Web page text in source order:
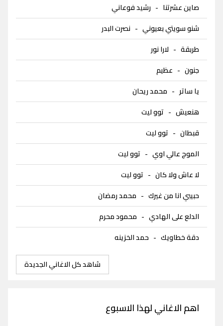
صاين عشرتنا - رشيد فوعاني
شنو سويتي بعيوني - نصرت البدر
طربقة - لارا نور
جنون - عظيم
يا ساتر - محمد ريحان
هنعيش - توو ليت
قبطان - توو ليت
الموج عالي اوي - توو ليت
لا عاش ولا كان - توو ليت
حبيبي انا من غيرك - محمد رمضان
الدلع على الهادي - محمود محرم
دقة خطاويك - حمد الخزينه
شاهد كل الاغاني الجديدة
اهم الاغاني لهذا الاسبوع